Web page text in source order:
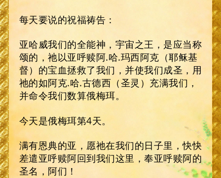
每天要说的祝福祷告：
亚哈威我们的全能神，宇宙之王，是应当称
颂的，祂以亚呼赎阿.哈.玛西阿克（耶稣基
督）的宝血拯救了我们，并使我们成圣，用
祂的如阿克.哈.古德西（圣灵）充满我们，
并命令我们数算俄梅珥。
今天是俄梅珥第4天。
满有恩典的亚，愿祂在我们的日子里，快快
差遣亚呼赎阿回到我们这里，奉亚呼赎阿的
圣名，阿们！